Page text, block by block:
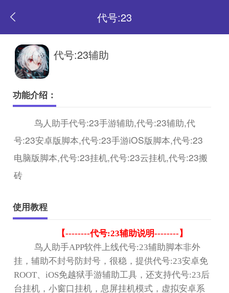
代号:23
返
页
代号:23辅助
功能介绍：
鸟人助手代号:23手游辅助,代号:23辅助,代
号:23安卓版脚本,代号:23手游iOS版脚本,代号:23
电脑版脚本,代号:23挂机,代号:23云挂机,代号:23搬
砖
使用教程
【--------代号:23辅助说明--------】
鸟人助手APP软件上线代号:23辅助脚本非外
挂，辅助不封号防封号，很稳，提供代号:23安卓免
ROOT 、iOS免越狱手游辅助工具，还支持代号:23后
台挂机，小窗口挂机，息屏挂机模式，虚拟安卓系